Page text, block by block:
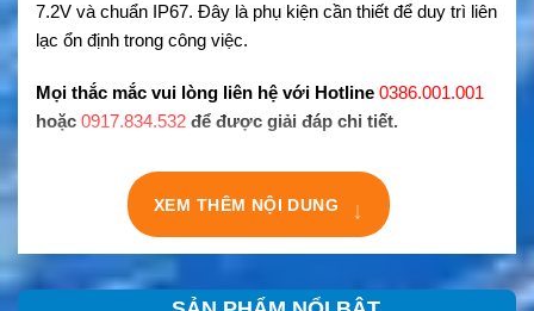
7.2V và chuẩn IP67. Đây là phụ kiện cần thiết để duy trì liên
lạc ổn định trong công việc.
Mọi thắc mắc vui lòng liên hệ với Hotline 0386.001.001
hoặc 0917.834.532 để được giải đáp chi tiết.
XEM THÊM NỘI DUNG ↓